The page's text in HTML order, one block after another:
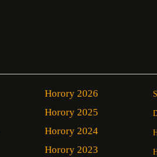
Horory 2026
Horory 2025
Horory 2024
Horory 2023